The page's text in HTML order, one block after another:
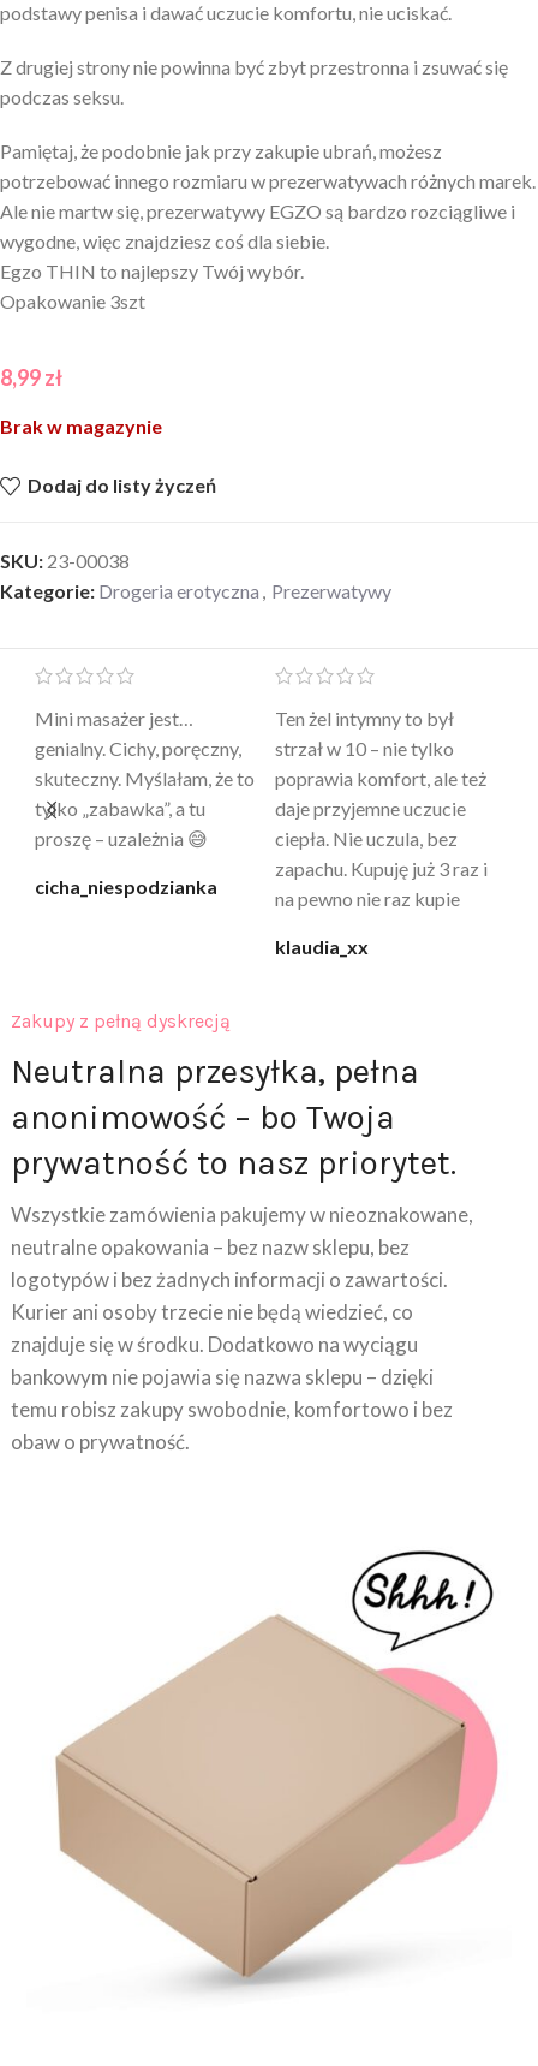
podstawy penisa i dawać uczucie komfortu, nie uciskać.
Z drugiej strony nie powinna być zbyt przestronna i zsuwać się
podczas seksu.
Pamiętaj, że podobnie jak przy zakupie ubrań, możesz
potrzebować innego rozmiaru w prezerwatywach różnych marek.
Ale nie martw się, prezerwatywy EGZO są bardzo rozciągliwe i
wygodne, więc znajdziesz coś dla siebie.
Egzo THIN to najlepszy Twój wybór.
Opakowanie 3szt
8,99zł
Brak w magazynie
Dodaj do listy życzeń
SKU: 23-00038
Kategorie: Drogeria erotyczna Prezerwatywy
Mini masażer jest…
genialny. Cichy, poręczny,
skuteczny. Myślałam, że to
tylko „zabawka”, a tu
proszę – uzależnia 😅
cicha_niespodzianka
Ten żel intymny to był
strzał w 10 – nie tylko
poprawia komfort, ale też
daje przyjemne uczucie
ciepła. Nie uczula, bez
zapachu. Kupuję już 3 raz i
na pewno nie raz kupie
klaudia_xx
Zakupy z pełną dyskrecją
Neutralna przesyłka, pełna
anonimowość – bo Twoja
prywatność to nasz priorytet.
Wszystkie zamówienia pakujemy w nieoznakowane,
neutralne opakowania – bez nazw sklepu, bez
logotypów i bez żadnych informacji o zawartości.
Kurier ani osoby trzecie nie będą wiedzieć, co
znajduje się w środku. Dodatkowo na wyciągu
bankowym nie pojawia się nazwa sklepu – dzięki
temu robisz zakupy swobodnie, komfortowo i bez
obaw o prywatność.